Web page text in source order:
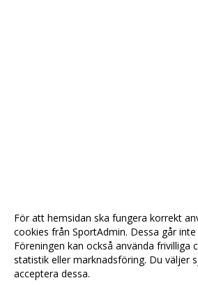
För att hemsidan ska fungera korrekt
cookies från SportAdmin. Dessa går
Föreningen kan också använda frivilliga
statistik eller marknadsföring. Du väljer
acceptera dessa.